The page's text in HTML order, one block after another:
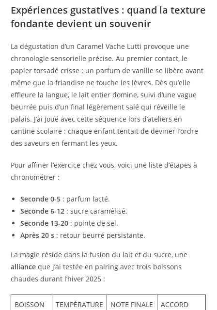
Expériences gustatives : quand la texture
fondante devient un souvenir
La dégustation d’un Caramel Vache Lutti provoque une
chronologie sensorielle précise. Au premier contact, le
papier torsadé crisse ; un parfum de vanille se libère avant
même que la friandise ne touche les lèvres. Dès qu’elle
effleure la langue, le lait entier domine, suivi d’une vague
beurrée puis d’un final légèrement salé qui réveille le
palais. J’ai joué avec cette séquence lors d’ateliers en
cantine scolaire : chaque enfant tentait de deviner l’ordre
des saveurs en fermant les yeux.
Pour affiner l’exercice chez vous, voici une liste d’étapes à
chronométrer :
Seconde 0-5 : parfum lacté.
Seconde 6-12 : sucre caramélisé.
Seconde 13-20 : pointe de sel.
Après 20 s : retour beurré persistante.
La magie réside dans la fusion du lait et du sucre, une
alliance que j’ai testée en pairing avec trois boissons
chaudes durant l’hiver 2025 :
BOISSON
TEMPÉRATURE
NOTE FINALE
ACCORD